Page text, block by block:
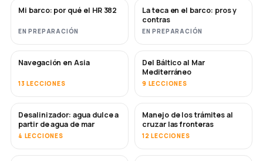
PRONTO
Mi barco: por qué el HR 382
EN PREPARACIÓN
PRONTO
La teca en el barco: pros y
contras
EN PREPARACIÓN
PRONTO
Navegación en Asia
13 LECCIONES
PRONTO
Del Báltico al Mar
Mediterráneo
9 LECCIONES
PRONTO
Desalinizador: agua dulce a
partir de agua de mar
4 LECCIONES
Manejo de los trámites al
cruzar las fronteras
12 LECCIONES